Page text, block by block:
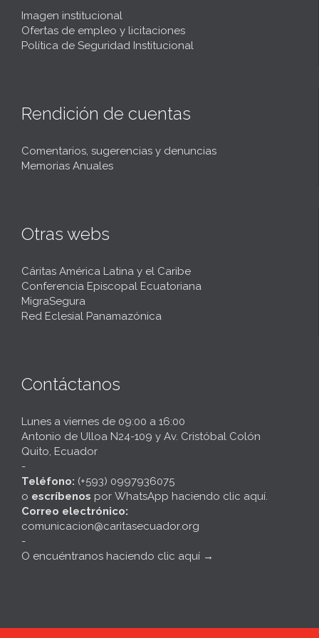
Imagen institucional
Ofertas de empleo y licitaciones
Política de Seguridad Institucional
Rendición de cuentas
Comentarios, sugerencias y denuncias
Memorias Anuales
Otras webs
Cáritas América Latina y el Caribe
Conferencia Episcopal Ecuatoriana
MigraSegura
Red Eclesial Panamazónica
Contáctanos
Lunes a viernes de 09:00 a 16:00
Antonio de Ulloa N24-109 y Av. Cristóbal Colón
Quito, Ecuador
-
Teléfono: (+593) 0997936075
o escríbenos por WhatsApp haciendo clic aquí.
Correo electrónico:
comunicacion@caritasecuador.org
-
O encuéntranos haciendo clic aquí →